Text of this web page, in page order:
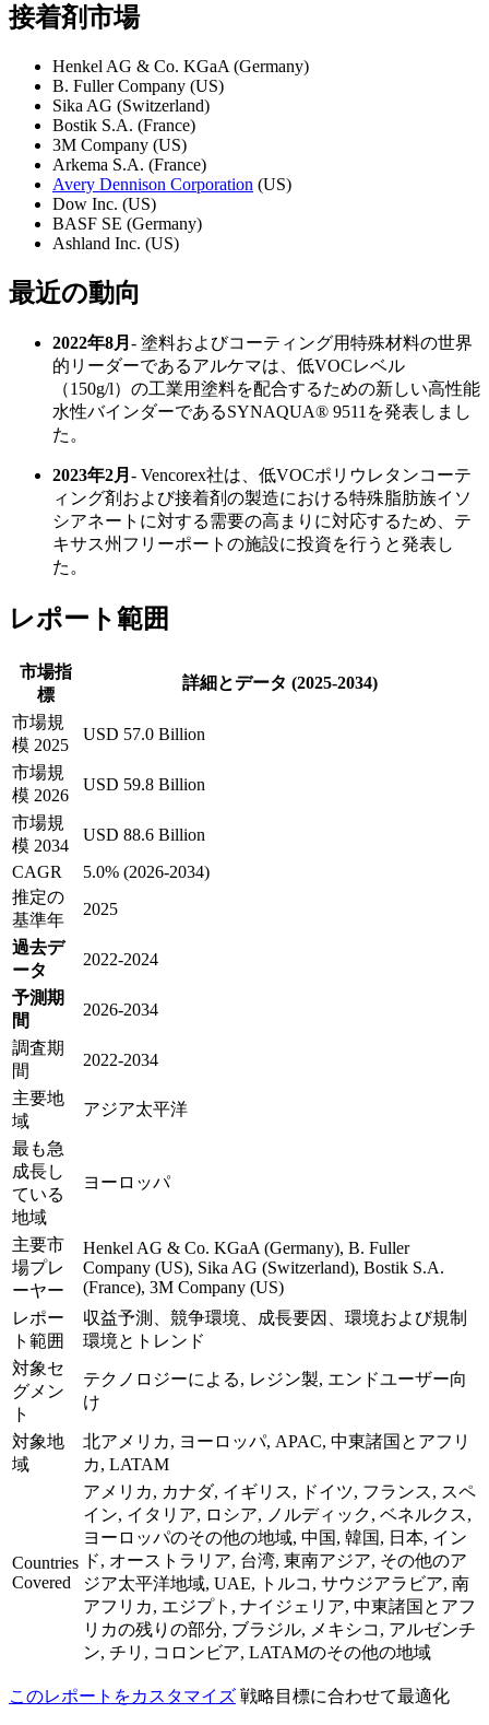
接着剤市場
Henkel AG & Co. KGaA (Germany)
B. Fuller Company (US)
Sika AG (Switzerland)
Bostik S.A. (France)
3M Company (US)
Arkema S.A. (France)
Avery Dennison Corporation (US)
Dow Inc. (US)
BASF SE (Germany)
Ashland Inc. (US)
最近の動向
2022年8月 - 塗料およびコーティング用特殊材料の世界
的リーダーであるアルケマは、低VOCレベル
（150g/l）の工業用塗料を配合するための新しい高性能
水性バインダーであるSYNAQUA® 9511を発表しまし
た。
2023年2月 - Vencorex社は、低VOCポリウレタンコーテ
ィング剤および接着剤の製造における特殊脂肪族イソ
シアネートに対する需要の高まりに対応するため、テ
キサス州フリーポートの施設に投資を行うと発表し
た。
レポート範囲
市場指
標
詳細とデータ (2025-2034)
市場規
模 2025
USD 57.0 Billion
市場規
模 2026
USD 59.8 Billion
市場規
模 2034
USD 88.6 Billion
CAGR
5.0% (2026-2034)
推定の
基準年
2025
過去デ
ータ
2022-2024
予測期
間
2026-2034
調査期
間
2022-2034
主要地
域
アジア太平洋
最も急
成長し
ている
地域
ヨーロッパ
主要市
場プレ
ーヤー
Henkel AG & Co. KGaA (Germany), B. Fuller
Company (US), Sika AG (Switzerland), Bostik S.A.
(France), 3M Company (US)
レポー
ト範囲
収益予測、競争環境、成長要因、環境および規制
環境とトレンド
対象セ
グメン
ト
テクノロジーによる, レジン製, エンドユーザー向
け
対象地
域
北アメリカ, ヨーロッパ, APAC, 中東諸国とアフリ
カ, LATAM
Countries
Covered
アメリカ, カナダ, イギリス, ドイツ, フランス, スペ
イン, イタリア, ロシア, ノルディック, ベネルクス,
ヨーロッパのその他の地域, 中国, 韓国, 日本, イン
ド, オーストラリア, 台湾, 東南アジア, その他のア
ジア太平洋地域, UAE, トルコ, サウジアラビア, 南
アフリカ, エジプト, ナイジェリア, 中東諸国とアフ
リカの残りの部分, ブラジル, メキシコ, アルゼンチ
ン, チリ, コロンビア, LATAMのその他の地域
このレポートをカスタマイズ 戦略目標に合わせて最適化